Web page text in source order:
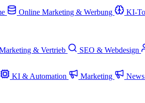
Online Marketing & Werbung KI-
& Vertrieb SEO & Webdesign
KI & Automation Marketing News